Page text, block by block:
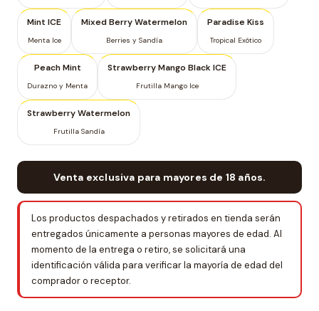
Mint ICE
Menta Ice
Mixed Berry Watermelon
Berries y Sandía
Paradise Kiss
Tropical Exótico
Peach Mint
Durazno y Menta
Strawberry Mango Black ICE
Frutilla Mango Ice
Strawberry Watermelon
Frutilla Sandía
Venta exclusiva para mayores de 18 años.
Los productos despachados y retirados en tienda serán
entregados únicamente a personas mayores de edad. Al
momento de la entrega o retiro, se solicitará una
identificación válida para verificar la mayoría de edad del
comprador o receptor.